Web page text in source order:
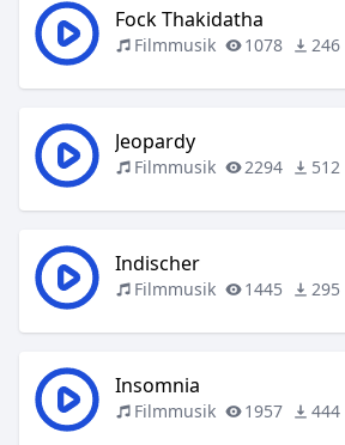
Fock Thakidatha
Filmmusik 1078 246
Jeopardy
Filmmusik 2294 512
Indischer
Filmmusik 1445 295
Insomnia
Filmmusik 1957 444